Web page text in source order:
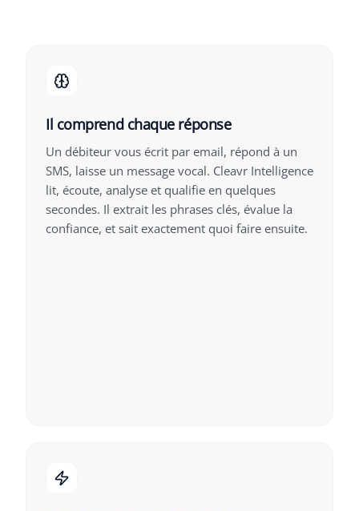
Il comprend chaque réponse
Un débiteur vous écrit par email, répond à un
SMS, laisse un message vocal. Cleavr Intelligence
lit, écoute, analyse et qualifie en quelques
secondes. Il extrait les phrases clés, évalue la
confiance, et sait exactement quoi faire ensuite.